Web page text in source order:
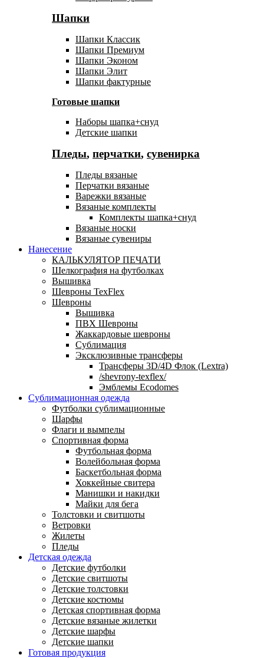
Шапки
Шапки Классик
Шапки Премиум
Шапки Эконом
Шапки Элит
Шапки фактурные
Готовые шапки
Наборы шапка+снуд
Детские шапки
Пледы, перчатки, сувенирка
Пледы вязаные
Перчатки вязаные
Варежки вязаные
Вязаные комплекты
Комплекты шапка+снуд
Вязаные носки
Вязаные сувениры
Нанесение
КАЛЬКУЛЯТОР ПЕЧАТИ
Шелкография на футболках
Вышивка
Шевроны TexFlex
Шевроны
Вышивка
ПВХ Шевроны
Жаккардовые шевроны
Сублимация
Эксклюзивные трансферы
Трансферы 3D/4D Флок (Lextra)
/shevrony-texflex/
Эмблемы Ecodomes
Сублимационная одежда
Футболки сублимационные
Шарфы
Флаги и вымпелы
Спортивная форма
Футбольная форма
Волейбольная форма
Баскетбольная форма
Хоккейные свитера
Манишки и накидки
Майки для бега
Толстовки и свитшоты
Ветровки
Жилеты
Пледы
Детская одежда
Детские футболки
Детские свитшоты
Детские толстовки
Детские костюмы
Детская спортивная форма
Детские вязаные жилетки
Детские шарфы
Детские шапки
Готовая продукция